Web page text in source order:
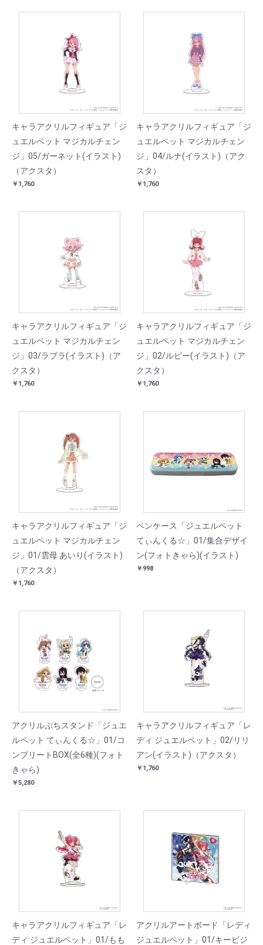
キャラアクリルフィギュア「ジ
ュエルペット マジカルチェン
ジ」05/ガーネット(イラスト)
（アクスタ）
￥1,760
キャラアクリルフィギュア「ジ
ュエルペット マジカルチェン
ジ」04/ルナ(イラスト)（アク
スタ）
￥1,760
キャラアクリルフィギュア「ジ
ュエルペット マジカルチェン
ジ」03/ラブラ(イラスト)（ア
クスタ）
￥1,760
キャラアクリルフィギュア「ジ
ュエルペット マジカルチェン
ジ」02/ルビー(イラスト)（ア
クスタ）
￥1,760
キャラアクリルフィギュア「ジ
ュエルペット マジカルチェン
ジ」01/雲母 あいり(イラスト)
（アクスタ）
￥1,760
ペンケース「ジュエルペット
てぃんくる☆」01/集合デザイ
ン(フォトきゃら)(イラスト)
￥998
アクリルぷちスタンド「ジュエ
ルペット てぃんくる☆」01/コ
ンプリートBOX(全6種)(フォト
きゃら)
￥5,280
キャラアクリルフィギュア「レ
ディ ジュエルペット」02/リリ
アン(イラスト)（アクスタ）
￥1,760
キャラアクリルフィギュア「レ
ディ ジュエルペット」01/もも
アクリルアートボード「レディ
ジュエルペット」01/キービジ